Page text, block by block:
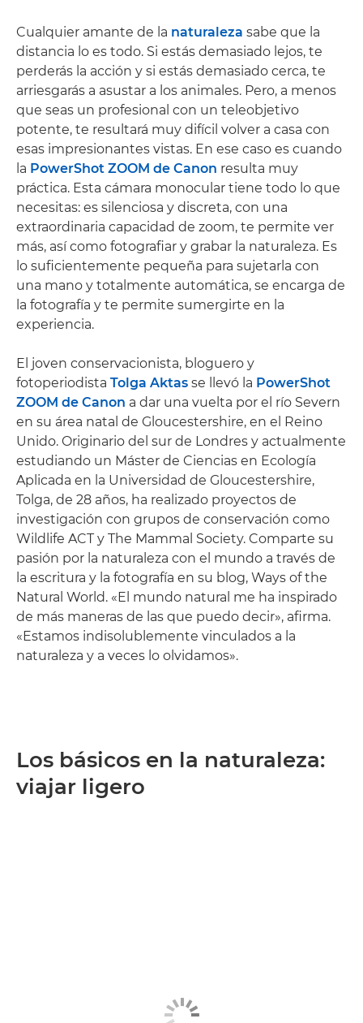
Cualquier amante de la naturaleza sabe que la
distancia lo es todo. Si estás demasiado lejos, te
perderás la acción y si estás demasiado cerca, te
arriesgarás a asustar a los animales. Pero, a menos
que seas un profesional con un teleobjetivo
potente, te resultará muy difícil volver a casa con
esas impresionantes vistas. En ese caso es cuando
la PowerShot ZOOM de Canon resulta muy
práctica. Esta cámara monocular tiene todo lo que
necesitas: es silenciosa y discreta, con una
extraordinaria capacidad de zoom, te permite ver
más, así como fotografiar y grabar la naturaleza. Es
lo suficientemente pequeña para sujetarla con
una mano y totalmente automática, se encarga de
la fotografía y te permite sumergirte en la
experiencia.
El joven conservacionista, bloguero y
fotoperiodista Tolga Aktas se llevó la PowerShot
ZOOM de Canon a dar una vuelta por el río Severn
en su área natal de Gloucestershire, en el Reino
Unido. Originario del sur de Londres y actualmente
estudiando un Máster de Ciencias en Ecología
Aplicada en la Universidad de Gloucestershire,
Tolga, de 28 años, ha realizado proyectos de
investigación con grupos de conservación como
Wildlife ACT y The Mammal Society. Comparte su
pasión por la naturaleza con el mundo a través de
la escritura y la fotografía en su blog, Ways of the
Natural World. «El mundo natural me ha inspirado
de más maneras de las que puedo decir», afirma.
«Estamos indisolublemente vinculados a la
naturaleza y a veces lo olvidamos».
Los básicos en la naturaleza:
viajar ligero